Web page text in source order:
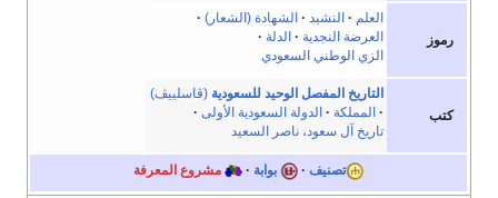
رموز
العلم النشيد
الشهادة (الشعار)
العرضة النجدية
الدلة
الزي الوطني السعودي
كتب
التاريخ المفصل الوحيد للسعودية (ڤاسلييڤ)
المملكة
الدولة السعودية الأولى
تاريخ آل سعود، ناصر السعيد
تصنيف بوابة مشروع المعرفة